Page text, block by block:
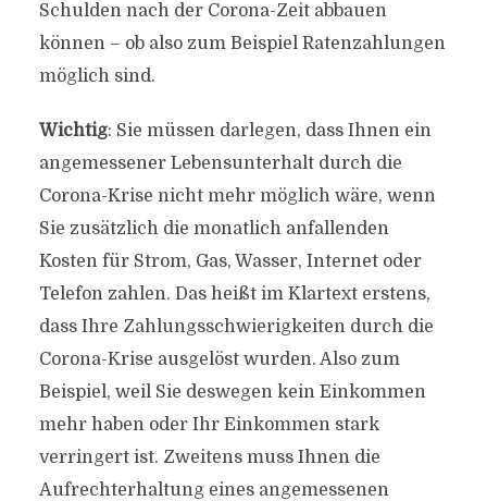
Schulden nach der Corona-Zeit abbauen
können – ob also zum Beispiel Ratenzahlungen
möglich sind.
Wichtig: Sie müssen darlegen, dass Ihnen ein
angemessener Lebensunterhalt durch die
Corona-Krise nicht mehr möglich wäre, wenn
Sie zusätzlich die monatlich anfallenden
Kosten für Strom, Gas, Wasser, Internet oder
Telefon zahlen. Das heißt im Klartext erstens,
dass Ihre Zahlungsschwierigkeiten durch die
Corona-Krise ausgelöst wurden. Also zum
Beispiel, weil Sie deswegen kein Einkommen
mehr haben oder Ihr Einkommen stark
verringert ist. Zweitens muss Ihnen die
Aufrechterhaltung eines angemessenen